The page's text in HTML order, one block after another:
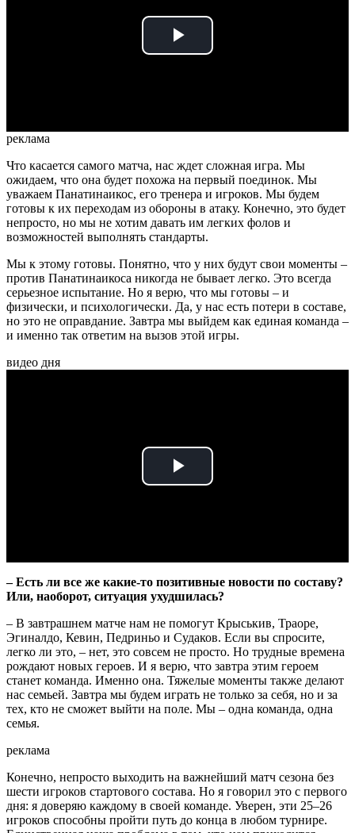
Play
реклама
Что касается самого матча, нас ждет сложная игра. Мы
ожидаем, что она будет похожа на первый поединок. Мы
уважаем Панатинаикос, его тренера и игроков. Мы будем
готовы к их переходам из обороны в атаку. Конечно, это будет
непросто, но мы не хотим давать им легких фолов и
возможностей выполнять стандарты.
Мы к этому готовы. Понятно, что у них будут свои моменты –
против Панатинаикоса никогда не бывает легко. Это всегда
серьезное испытание. Но я верю, что мы готовы – и
физически, и психологически. Да, у нас есть потери в составе,
но это не оправдание. Завтра мы выйдем как единая команда –
и именно так ответим на вызов этой игры.
видео дня
Play
– Есть ли все же какие-то позитивные новости по составу?
Или, наоборот, ситуация ухудшилась?
– В завтрашнем матче нам не помогут Крыськив, Траоре,
Эгиналдо, Кевин, Педриньо и Судаков. Если вы спросите,
легко ли это, – нет, это совсем не просто. Но трудные времена
рождают новых героев. И я верю, что завтра этим героем
станет команда. Именно она. Тяжелые моменты также делают
нас семьей. Завтра мы будем играть не только за себя, но и за
тех, кто не сможет выйти на поле. Мы – одна команда, одна
семья.
реклама
Конечно, непросто выходить на важнейший матч сезона без
шести игроков стартового состава. Но я говорил это с первого
дня: я доверяю каждому в своей команде. Уверен, эти 25–26
игроков способны пройти путь до конца в любом турнире.